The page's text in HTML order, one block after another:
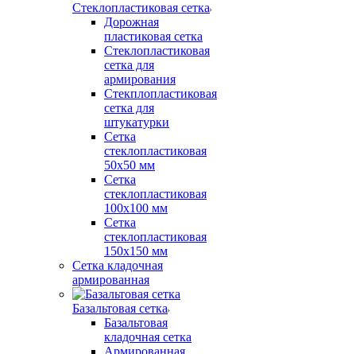
Стеклопластиковая сетка
Дорожная
пластиковая сетка
Стеклопластиковая
сетка для
армирования
Стекплопластиковая
сетка для
штукатурки
Сетка
стеклопластиковая
50x50 мм
Сетка
стеклопластиковая
100x100 мм
Сетка
стеклопластиковая
150x150 мм
Сетка кладочная
армированная
Базальтовая сетка
Базальтовая
кладочная сетка
Армированная